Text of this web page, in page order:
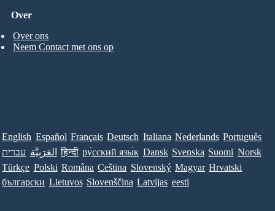
Over
Over ons
Neem Contact met ons op
English Español Français Deutsch Italiana Nederlands Português
עברית العَرَبِيَّة हिन्दी ру́сский язы́к Dansk Svenska Suomi Norsk
Türkçe Polski Româna Ceština Slovenský Magyar Hrvatski
български Lietuvos Slovenščina Latvijas eesti